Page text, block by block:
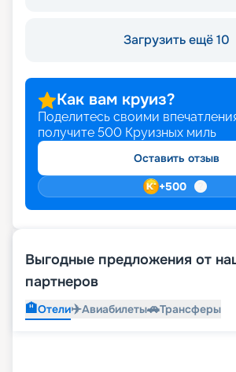
Загрузить ещё 10
Как вам круиз?
Поделитесь своими
получите 500 Круизных миль
Оставить отзыв
+500
Выгодные предложения от
партнеров
🏨Отели✈️Авиабилеты🚗Трансферы